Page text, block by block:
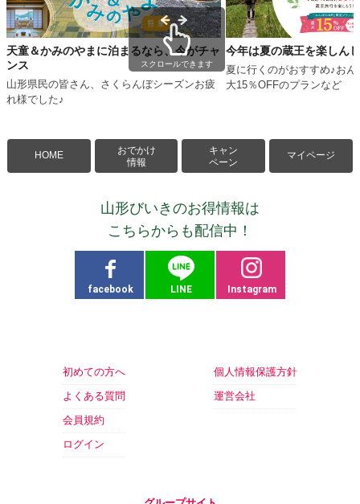
天童＆かみのやまに泊まるなら、今がチャ
ンス
山形県民の皆さん、さくらんぼシーズンお疲
れ様でした♪
今年は夏の蔵王を楽しん
夏に行くのがおすすめ♪お
大15％OFFのプランなど
スクロールできます
HOME
おでかけ
情報
キャン
ペーン
マイページ
山形びいきのお得情報は
こちらからも配信中！
facebook LINE Instagram
初めての方へ
よくある質問
会員規約
ログイン
個人情報保護方針
運営会社